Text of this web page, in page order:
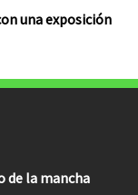
una exposición
de la mancha